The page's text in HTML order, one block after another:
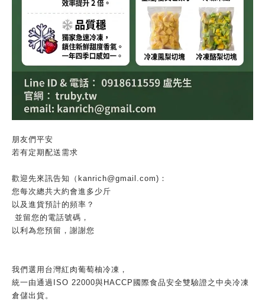
朋友們平安
若有定期配送需求
歡迎先來訊告知（kanrich@gmail.com)：
您每次總共大約會進多少斤
以及進貨預計的頻率？
並留您的電話號碼，
以利為您預留，謝謝您
我們選用台灣紅肉葡萄柚冷凍，
統一由通過ISO 22000與HACCP國際食品安全雙驗證之中央冷凍
倉儲出貨。